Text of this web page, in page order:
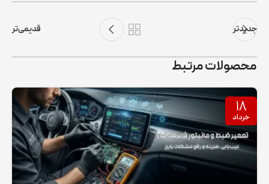
جدیدتر قدیمی‌تر
محصولات مرتبط
۱۸
خرداد